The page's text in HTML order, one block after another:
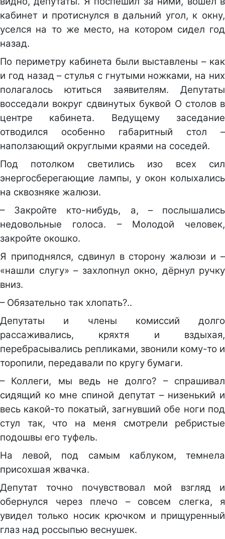
кабинет и протиснулся в дальний угол, к окну,
уселся на то же место, на котором сидел год
назад.
По периметру кабинета были выставлены – как
и год назад – стулья с гнутыми ножками, на них
полагалось ютиться заявителям. Депутаты
восседали вокруг сдвинутых буквой О столов в
центре кабинета. Ведущему заседание
отводился особенно габаритный стол –
наползающий округлыми краями на соседей.
Под потолком светились изо всех сил
энергосберегающие лампы, у окон колыхались
на сквозняке жалюзи.
– Закройте кто-нибудь, а, – послышались
недовольные голоса. – Молодой человек,
закройте окошко.
Я приподнялся, сдвинул в сторону жалюзи и –
«нашли слугу» – захлопнул окно, дёрнул ручку
вниз.
– Обязательно так хлопать?..
Депутаты и члены комиссий долго
рассаживались, кряхтя и вздыхая,
перебрасывались репликами, звонили кому-то и
торопили, передавали по кругу бумаги.
– Коллеги, мы ведь не долго? – спрашивал
сидящий ко мне спиной депутат – низенький и
весь какой-то покатый, загнувший обе ноги под
стул так, что на меня смотрели ребристые
подошвы его туфель.
На левой, под самым каблуком, темнела
присохшая жвачка.
Депутат точно почувствовал мой взгляд и
обернулся через плечо – совсем слегка, я
увидел только носик крючком и прищуренный
глаз над россыпью веснушек.